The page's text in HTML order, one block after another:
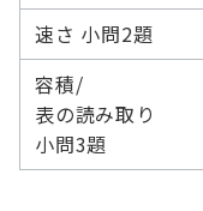
速さ 小問2題
容積/
表の読み取り
小問3題